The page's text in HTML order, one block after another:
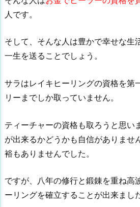
人です。
そして、そんな人は豊かで幸せな生
一生を送ることでしょう。
サラはレイキヒーリングの資格を第
リーまでしか取っていません。
ティーチャーの資格も取ろうと思い
が出来るかどうかも自信がありませ
裕もありませんでした。
ですが、八年の修行と鍛錬を重ね高
ーリングを確立することが出来ました